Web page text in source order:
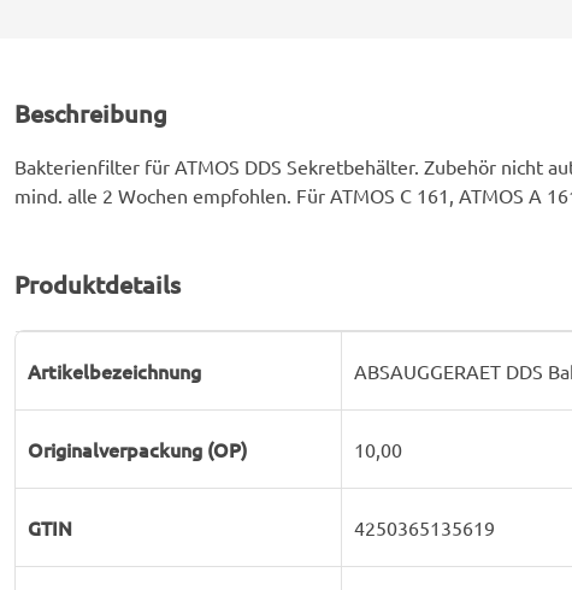
Beschreibung
Bakterienfilter für ATMOS DDS Sekretbehälter. Zubehör nicht
mind. alle 2 Wochen empfohlen. Für ATMOS C 161, ATMOS A
Produktdetails
Artikelbezeichnung ABSAUGGERAET DDS
Originalverpackung (OP) 10,00
GTIN 4250365135619